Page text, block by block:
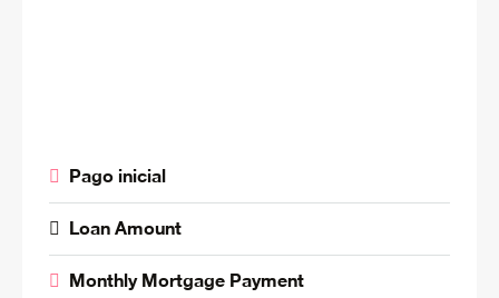
Pago inicial
Loan Amount
Monthly Mortgage Payment